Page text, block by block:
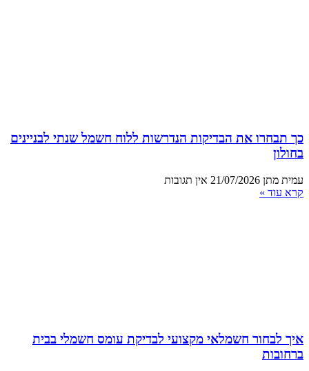
כך תבחרו את הבדיקות הנדרשות ללוח חשמל שנתי לבניינים
בחולון
עמית מתן 21/07/2026 אין תגובות
קרא עוד »
איך לבחור חשמלאי מקצועי לבדיקת עומס חשמלי בבית
ברחובות